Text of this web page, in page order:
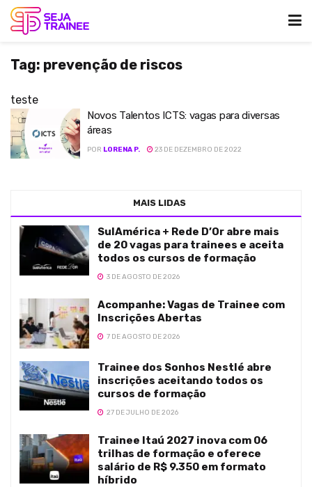
Tag: prevenção de riscos
teste
Novos Talentos ICTS: vagas para diversas
áreas
POR LORENA P. 23 DE DEZEMBRO DE 2022
MAIS LIDAS
SulAmérica + Rede D’Or abre mais
de 20 vagas para trainees e aceita
todos os cursos de formação
3 DE AGOSTO DE 2026
Acompanhe: Vagas de Trainee com
Inscrições Abertas
7 DE AGOSTO DE 2026
Trainee dos Sonhos Nestlé abre
inscrições aceitando todos os
cursos de formação
27 DE JULHO DE 2026
Trainee Itaú 2027 inova com 06
trilhas de formação e oferece
salário de R$ 9.350 em formato
híbrido